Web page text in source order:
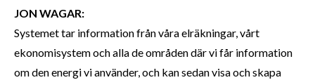
JON WAGAR:
Systemet tar information från våra elräkningar, vårt
ekonomisystem och alla de områden där vi får information
om den energi vi använder, och kan sedan visa och skapa